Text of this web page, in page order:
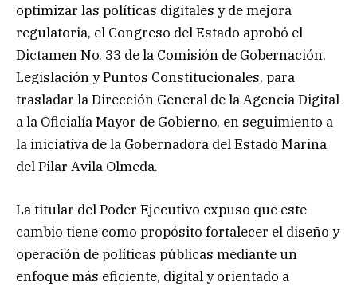
optimizar las políticas digitales y de mejora
regulatoria, el Congreso del Estado aprobó el
Dictamen No. 33 de la Comisión de Gobernación,
Legislación y Puntos Constitucionales, para
trasladar la Dirección General de la Agencia Digital
a la Oficialía Mayor de Gobierno, en seguimiento a
la iniciativa de la Gobernadora del Estado Marina
del Pilar Avila Olmeda.
La titular del Poder Ejecutivo expuso que este
cambio tiene como propósito fortalecer el diseño y
operación de políticas públicas mediante un
enfoque más eficiente, digital y orientado a